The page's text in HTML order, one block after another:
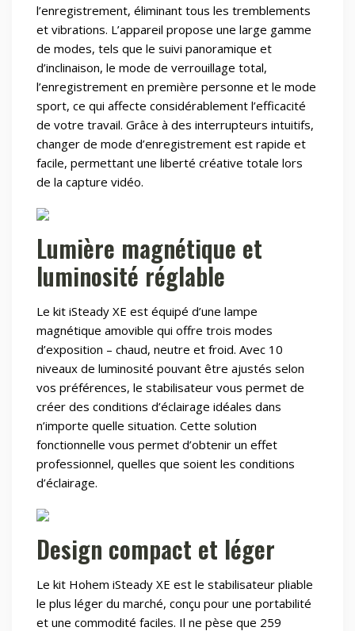
l’enregistrement, éliminant tous les tremblements
et vibrations. L’appareil propose une large gamme
de modes, tels que le suivi panoramique et
d’inclinaison, le mode de verrouillage total,
l’enregistrement en première personne et le mode
sport, ce qui affecte considérablement l’efficacité
de votre travail. Grâce à des interrupteurs intuitifs,
changer de mode d’enregistrement est rapide et
facile, permettant une liberté créative totale lors
de la capture vidéo.
Lumière magnétique et
luminosité réglable
Le kit iSteady XE est équipé d’une lampe
magnétique amovible qui offre trois modes
d’exposition – chaud, neutre et froid. Avec 10
niveaux de luminosité pouvant être ajustés selon
vos préférences, le stabilisateur vous permet de
créer des conditions d’éclairage idéales dans
n’importe quelle situation. Cette solution
fonctionnelle vous permet d’obtenir un effet
professionnel, quelles que soient les conditions
d’éclairage.
Design compact et léger
Le kit Hohem iSteady XE est le stabilisateur pliable
le plus léger du marché, conçu pour une portabilité
et une commodité faciles. Il ne pèse que 259